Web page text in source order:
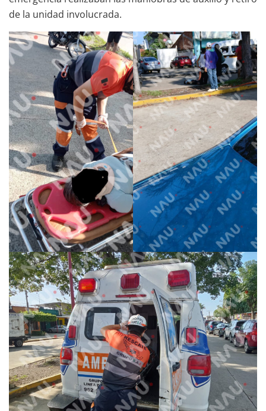
de la unidad involucrada.